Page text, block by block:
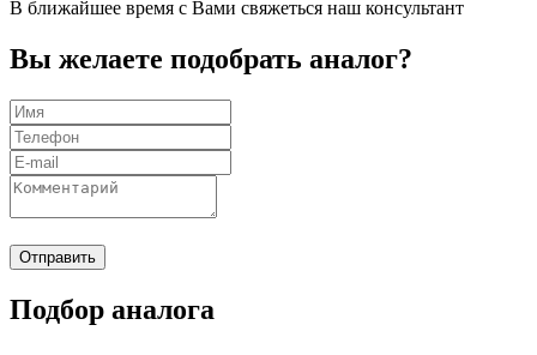
В ближайшее время с Вами свяжеться наш консультант
Вы желаете подобрать аналог?
Отправить
Подбор аналога